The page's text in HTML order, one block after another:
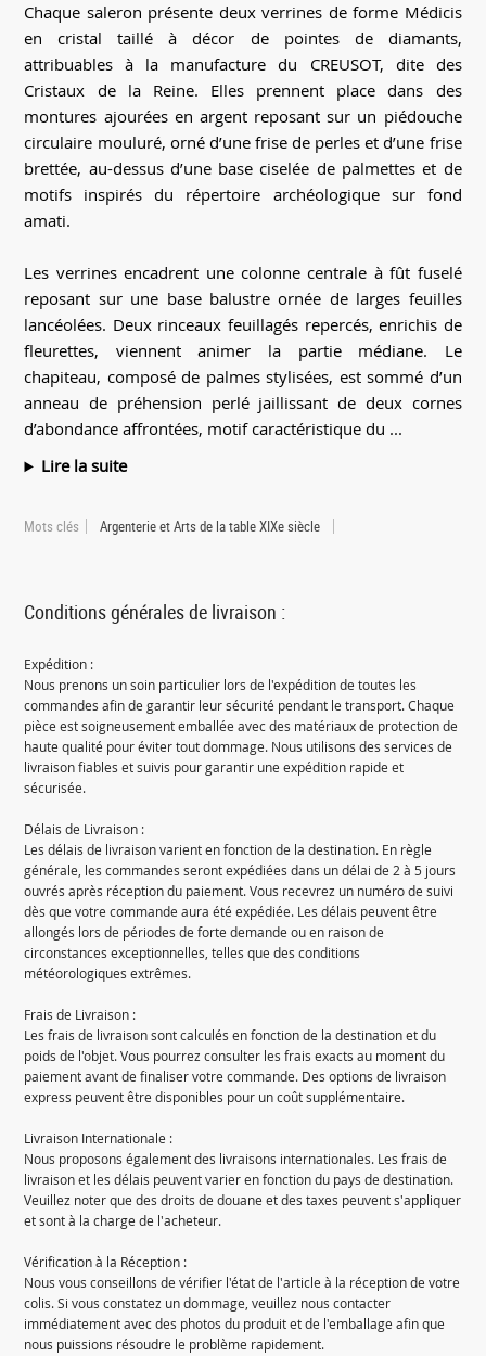
Chaque saleron présente deux verrines de forme Médicis
en cristal taillé à décor de pointes de diamants,
attribuables à la manufacture du CREUSOT, dite des
Cristaux de la Reine. Elles prennent place dans des
montures ajourées en argent reposant sur un piédouche
circulaire mouluré, orné d’une frise de perles et d’une frise
brettée, au-dessus d’une base ciselée de palmettes et de
motifs inspirés du répertoire archéologique sur fond
amati.
Les verrines encadrent une colonne centrale à fût fuselé
reposant sur une base balustre ornée de larges feuilles
lancéolées. Deux rinceaux feuillagés repercés, enrichis de
fleurettes, viennent animer la partie médiane. Le
chapiteau, composé de palmes stylisées, est sommé d’un
anneau de préhension perlé jaillissant de deux cornes
d’abondance affrontées, motif caractéristique du ...
Lire la suite
Mots clés Argenterie et Arts de la table XIXe siècle
Conditions générales de livraison :
Expédition :
Nous prenons un soin particulier lors de l'expédition de toutes les
commandes afin de garantir leur sécurité pendant le transport. Chaque
pièce est soigneusement emballée avec des matériaux de protection de
haute qualité pour éviter tout dommage. Nous utilisons des services de
livraison fiables et suivis pour garantir une expédition rapide et
sécurisée.
Délais de Livraison :
Les délais de livraison varient en fonction de la destination. En règle
générale, les commandes seront expédiées dans un délai de 2 à 5 jours
ouvrés après réception du paiement. Vous recevrez un numéro de suivi
dès que votre commande aura été expédiée. Les délais peuvent être
allongés lors de périodes de forte demande ou en raison de
circonstances exceptionnelles, telles que des conditions
météorologiques extrêmes.
Frais de Livraison :
Les frais de livraison sont calculés en fonction de la destination et du
poids de l'objet. Vous pourrez consulter les frais exacts au moment du
paiement avant de finaliser votre commande. Des options de livraison
express peuvent être disponibles pour un coût supplémentaire.
Livraison Internationale :
Nous proposons également des livraisons internationales. Les frais de
livraison et les délais peuvent varier en fonction du pays de destination.
Veuillez noter que des droits de douane et des taxes peuvent s'appliquer
et sont à la charge de l'acheteur.
Vérification à la Réception :
Nous vous conseillons de vérifier l'état de l'article à la réception de votre
colis. Si vous constatez un dommage, veuillez nous contacter
immédiatement avec des photos du produit et de l'emballage afin que
nous puissions résoudre le problème rapidement.